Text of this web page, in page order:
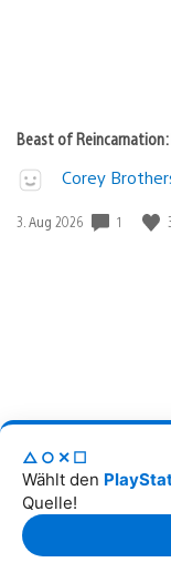
△○✕☐
Wählt den
Quelle!
Beast of
Corey
Veröffentlichungsdatum:
3. Aug 2026 1
Players’ Choice:
O’Dell Harmon
Specialist,
Veröffentlichungsdatum:
3. Aug 2026